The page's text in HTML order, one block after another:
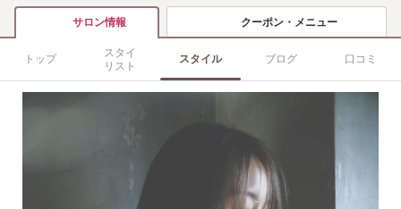
サロン情報 クーポン・メニュー
トップ
スタイ
リスト
スタイル ブログ 口コミ